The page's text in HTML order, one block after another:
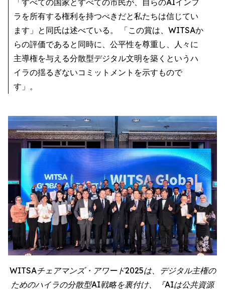
「すべての国家とすべての市民が、自らのAIインフ
ラを所有する権利を持つべきだと私たちは信じてい
ます」と同氏は述べている。 「この賞は、WITSAか
らの評価であると同時に、公平性を尊重し、人々に
主導権を与える分散型デジタル文明を築くというハ
イラの揺るぎないコミットメントを示すもので
す」。
WITSAチェアマンズ・アワード2025は、デジタル主権の
ためのハイラの分散型AI戦略を裏付け、『AIは公共資源